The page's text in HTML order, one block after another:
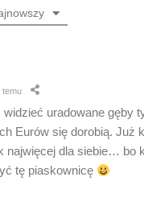
temu
widzieć uradowane gęby
Eurów się dorobią. Już
najwięcej dla siebie… bo
tę piaskownicę